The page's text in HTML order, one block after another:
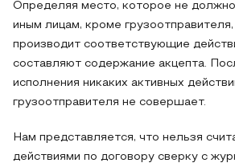
Определяя место, которое не
иным лицам, кроме
производит соответствующие
составляют содержание акцепта.
исполнения никаких активных
грузоотправителя не совершает.
Нам представляется, что нельзя
действиями по договору сверку с